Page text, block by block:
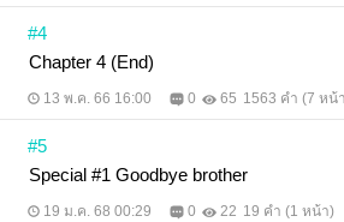
#4
Chapter 4 (End)
13 พ.ค. 66 16:00 0 65 1563 คำ (7 หน้
#5
Special #1 Goodbye brother
19 ม.ค. 68 00:29 0 22 19 คำ (1 หน้า)